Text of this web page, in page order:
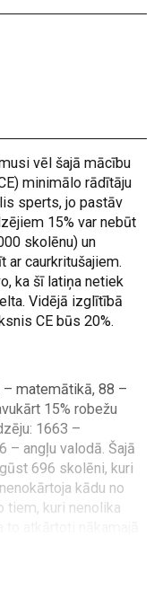
vēl šajā mācību
minimālo rādītāju
sperts, jo pastāv
15% var nebūt
skolēnu) un
ar caurkritušajiem.
ka šī latiņa netiek
Vidējā izglītībā
CE būs 20%.
– matemātikā, 88 –
15% robežu
1663 –
– angļu valodā. Šajā
696 skolēni, kuri
kādu no
tiem, kuri nenolika